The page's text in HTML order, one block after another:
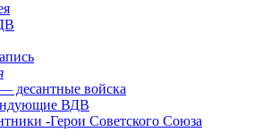
десантные войска
ВДВ
-Герои Советского Союза